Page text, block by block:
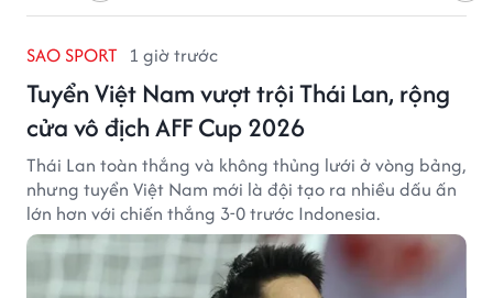
SAO SPORT 1 giờ trước
Tuyển Việt Nam vượt trội Thái Lan, rộng
cửa vô địch AFF Cup 2026
Thái Lan toàn thắng và không thủng lưới ở vòng bảng,
nhưng tuyển Việt Nam mới là đội tạo ra nhiều dấu ấn
lớn hơn với chiến thắng 3-0 trước Indonesia.